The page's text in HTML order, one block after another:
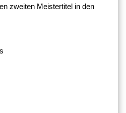
zweiten Meistertitel in den